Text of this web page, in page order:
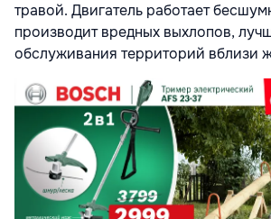
травой. Двигатель работает
производит вредных выхлопов,
обслуживания территорий вблизи